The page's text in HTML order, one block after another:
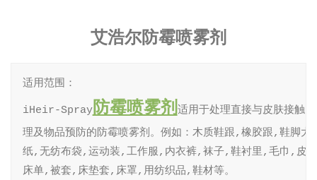
艾浩尔防霉喷雾剂
适用范围：
iHeir-Spray防霉喷雾剂适用于处理直接与皮肤接触
理及物品预防的防霉喷雾剂。例如：木质鞋跟,橡胶跟,鞋脚
纸,无纺布袋,运动装,工作服,内衣裤,袜子,鞋衬里,毛巾,皮
床单,被套,床垫套,床罩,用纺织品,鞋材等。